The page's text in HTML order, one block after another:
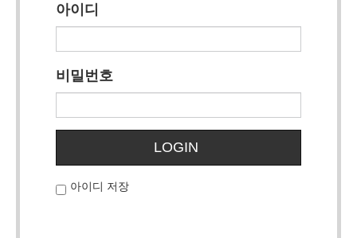
아이디
비밀번호
LOGIN
아이디 저장